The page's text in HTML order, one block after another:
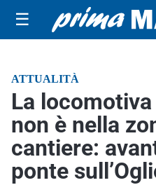
☰
ATTUALITÀ
La
non è nella
cantiere:
ponte